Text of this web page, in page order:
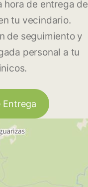
hora de entrega de
tu vecindario.
de seguimiento y
personal a tu
Entrega